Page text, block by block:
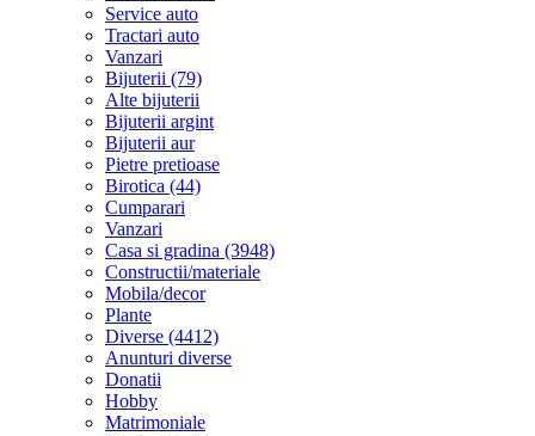
Service auto
Tractari auto
Vanzari
Bijuterii (79)
Alte bijuterii
Bijuterii argint
Bijuterii aur
Pietre pretioase
Birotica (44)
Cumparari
Vanzari
Casa si gradina (3948)
Constructii/materiale
Mobila/decor
Plante
Diverse (4412)
Anunturi diverse
Donatii
Hobby
Matrimoniale